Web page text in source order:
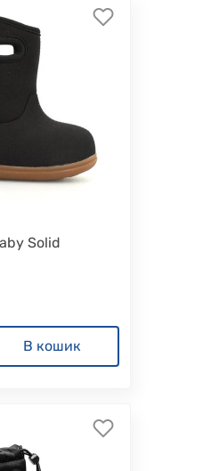
Solid
В кошик